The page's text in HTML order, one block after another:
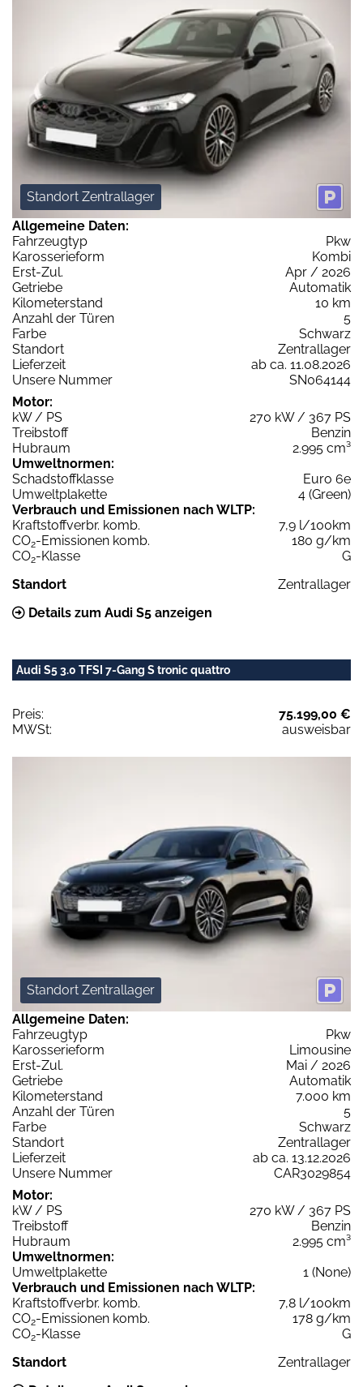
Standort Zentrallager
Allgemeine Daten:
Fahrzeugtyp
Pkw
Karosserieform
Kombi
Erst-Zul.
Apr / 2026
Getriebe
Automatik
Kilometerstand
10 km
Anzahl der Türen
5
Farbe
Schwarz
Standort
Zentrallager
Lieferzeit
ab ca. 11.08.2026
Unsere Nummer
SN064144
Motor:
kW / PS
270 kW / 367 PS
Treibstoff
Benzin
Hubraum
2.995 cm³
Umweltnormen:
Schadstoffklasse
Euro 6e
Umweltplakette
4 (Green)
Verbrauch und Emissionen nach WLTP:
Kraftstoffverbr. komb.
7,9 l/100km
CO2-Emissionen komb.
180 g/km
CO2-Klasse
G
Standort
Zentrallager
Details zum Audi S5 anzeigen
Audi S5 3.0 TFSI 7-Gang S tronic quattro
Preis:
75.199,00 €
MWSt:
ausweisbar
Standort Zentrallager
Allgemeine Daten:
Fahrzeugtyp
Pkw
Karosserieform
Limousine
Erst-Zul.
Mai / 2026
Getriebe
Automatik
Kilometerstand
7.000 km
Anzahl der Türen
5
Farbe
Schwarz
Standort
Zentrallager
Lieferzeit
ab ca. 13.12.2026
Unsere Nummer
CAR3029854
Motor:
kW / PS
270 kW / 367 PS
Treibstoff
Benzin
Hubraum
2.995 cm³
Umweltnormen:
Umweltplakette
1 (None)
Verbrauch und Emissionen nach WLTP:
Kraftstoffverbr. komb.
7,8 l/100km
CO2-Emissionen komb.
178 g/km
CO2-Klasse
G
Standort
Zentrallager